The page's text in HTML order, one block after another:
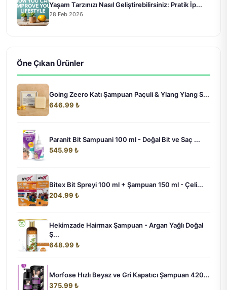
Yaşam Tarzınızı Nasıl Geliştirebilirsiniz: Pratik İp...
28 Feb 2026
Öne Çıkan Ürünler
Going Zeero Katı Şampuan Paçuli & Ylang Ylang S...
646.99 ₺
Paranit Bit Sampuani 100 ml - Doğal Bit ve Saç ...
545.99 ₺
Bitex Bit Spreyi 100 ml + Şampuan 150 ml - Çeli...
204.99 ₺
Hekimzade Hairmax Şampuan - Argan Yağlı Doğal
Ş...
648.99 ₺
Morfose Hızlı Beyaz ve Gri Kapatıcı Şampuan 420...
375.99 ₺